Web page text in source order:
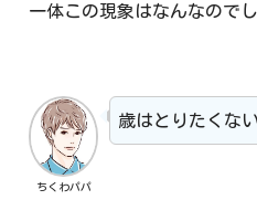
一体この現象はなんなので
ちくわパパ
歳はとりたくな